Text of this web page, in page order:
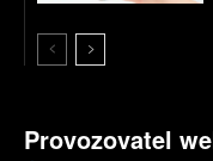
Provozovatel